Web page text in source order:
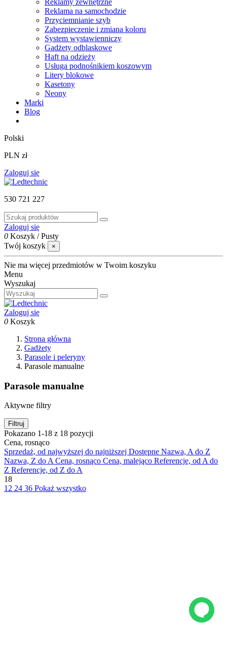
Reklamy zewnętrzne
Reklama na samochodzie
Przyciemnianie szyb
Zabezpieczenie i zmiana koloru
System wystawienniczy
Gadżety odblaskowe
Haft na odzieży
Usługa podnośnikiem koszowym
Litery blokowe
Kasetony
Neony
Marki
Blog
Polski
PLN zł
Zaloguj się
530 721 227
Zaloguj się
0 Koszyk /Pusty
Twój koszyk
×
Nie ma więcej przedmiotów w Twoim koszyku
Menu
Wyszukaj
Zaloguj się
0 Koszyk
Strona główna
Gadżety
Parasole i peleryny
Parasole manualne
Parasole manualne
Aktywne filtry
Filtruj
Pokazano 1-18 z 18 pozycji
Cena, rosnąco
Sprzedaż, od najwyższej do najniższej Dostępne Nazwa, A do Z
Nazwa, Z do ACena, rosnąco Cena, malejąco Referencje, od A do
Z Referencje, od Z do A
18
12 24 36 Pokaż wszystko